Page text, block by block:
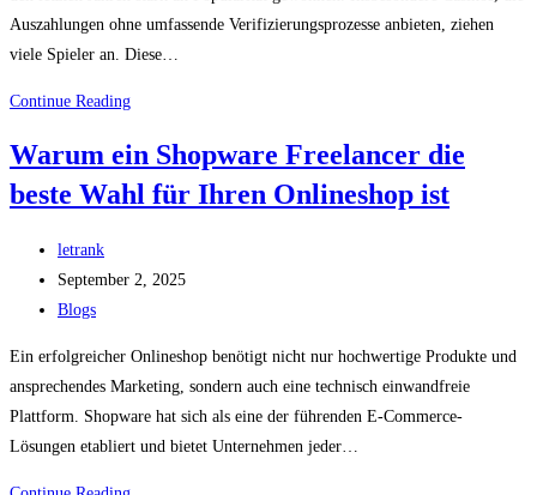
Auszahlungen ohne umfassende Verifizierungsprozesse anbieten, ziehen
viele Spieler an. Diese…
Continue ReadingDie
von
Online
Verifizierung
Warum ein Shopware Freelancer die
beste Wahl für Ihren Onlineshop ist
Post
author:
letrank
Post
published:
September 2, 2025
Post
Blogs
Ein erfolgreicher Onlineshop benötigt nicht nur hochwertige Produkte und
ansprechendes Marketing, sondern auch eine technisch einwandfreie
Plattform. Shopware hat sich als eine der führenden E-Commerce-
Lösungen etabliert und bietet Unternehmen jeder…